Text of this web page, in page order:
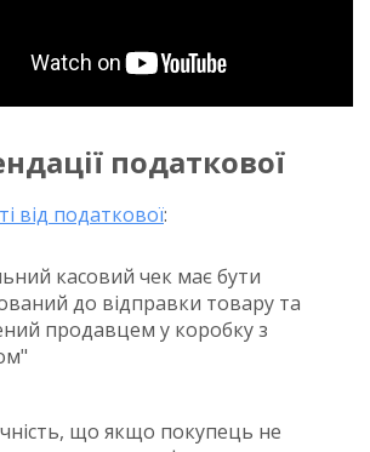
податкової
від податкової:
касовий чек має бути
до відправки товару та
продавцем у коробку з
що якщо покупець не